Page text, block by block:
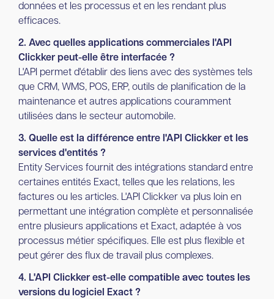
données et les processus et en les rendant plus
efficaces.
2. Avec quelles applications commerciales l'API
Clickker peut-elle être interfacée ?
L'API permet d'établir des liens avec des systèmes tels
que CRM, WMS, POS, ERP, outils de planification de la
maintenance et autres applications couramment
utilisées dans le secteur automobile.
3. Quelle est la différence entre l'API Clickker et les
services d'entités ?
Entity Services fournit des intégrations standard entre
certaines entités Exact, telles que les relations, les
factures ou les articles. L'API Clickker va plus loin en
permettant une intégration complète et personnalisée
entre plusieurs applications et Exact, adaptée à vos
processus métier spécifiques. Elle est plus flexible et
peut gérer des flux de travail plus complexes.
4. L'API Clickker est-elle compatible avec toutes les
versions du logiciel Exact ?